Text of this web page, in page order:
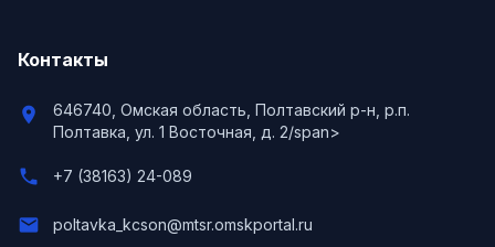
Контакты
location_on
646740, Омская область, Полтавский р-н, р.п.
Полтавка, ул. 1 Восточная, д. 2/span>
phone +7 (38163) 24-089
email poltavka_kcson@mtsr.omskportal.ru